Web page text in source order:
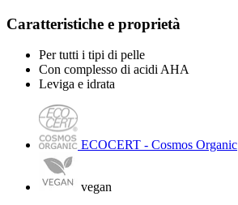
Caratteristiche e proprietà
Per tutti i tipi di pelle
Con complesso di acidi AHA
Leviga e idrata
ECOCERT - Cosmos Organic
vegan